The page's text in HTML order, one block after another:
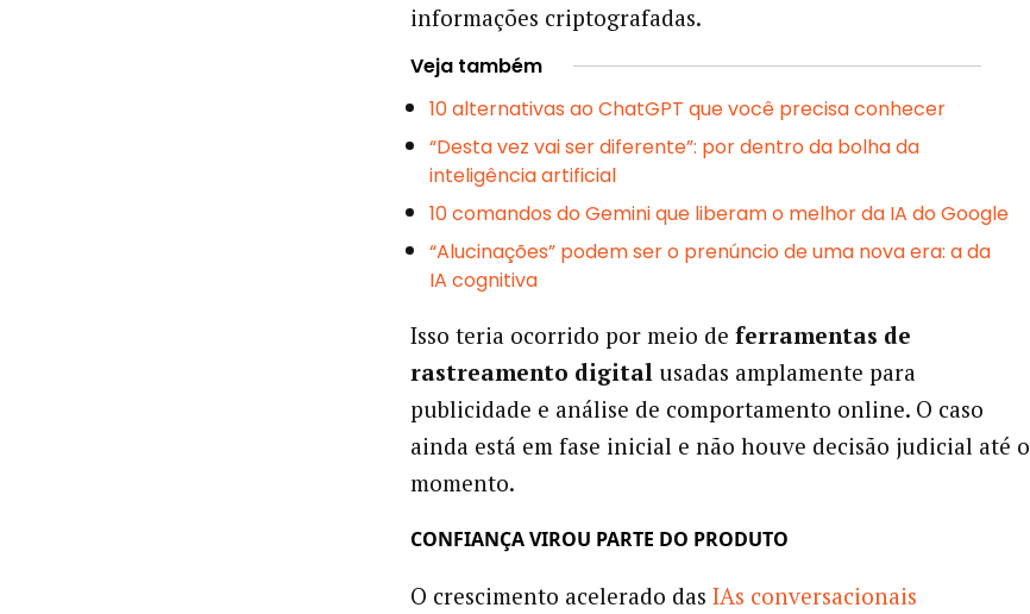
informações criptografadas.
Veja também
10 alternativas ao ChatGPT que você precisa conhecer
“Desta vez vai ser diferente”: por dentro da bolha da
inteligência artificial
10 comandos do Gemini que liberam o melhor da IA do Google
“Alucinações” podem ser o prenúncio de uma nova era: a da
IA cognitiva
Isso teria ocorrido por meio de ferramentas de
rastreamento digital usadas amplamente para
publicidade e análise de comportamento online. O caso
ainda está em fase inicial e não houve decisão judicial até o
momento.
CONFIANÇA VIROU PARTE DO PRODUTO
O crescimento acelerado das IAs conversacionais